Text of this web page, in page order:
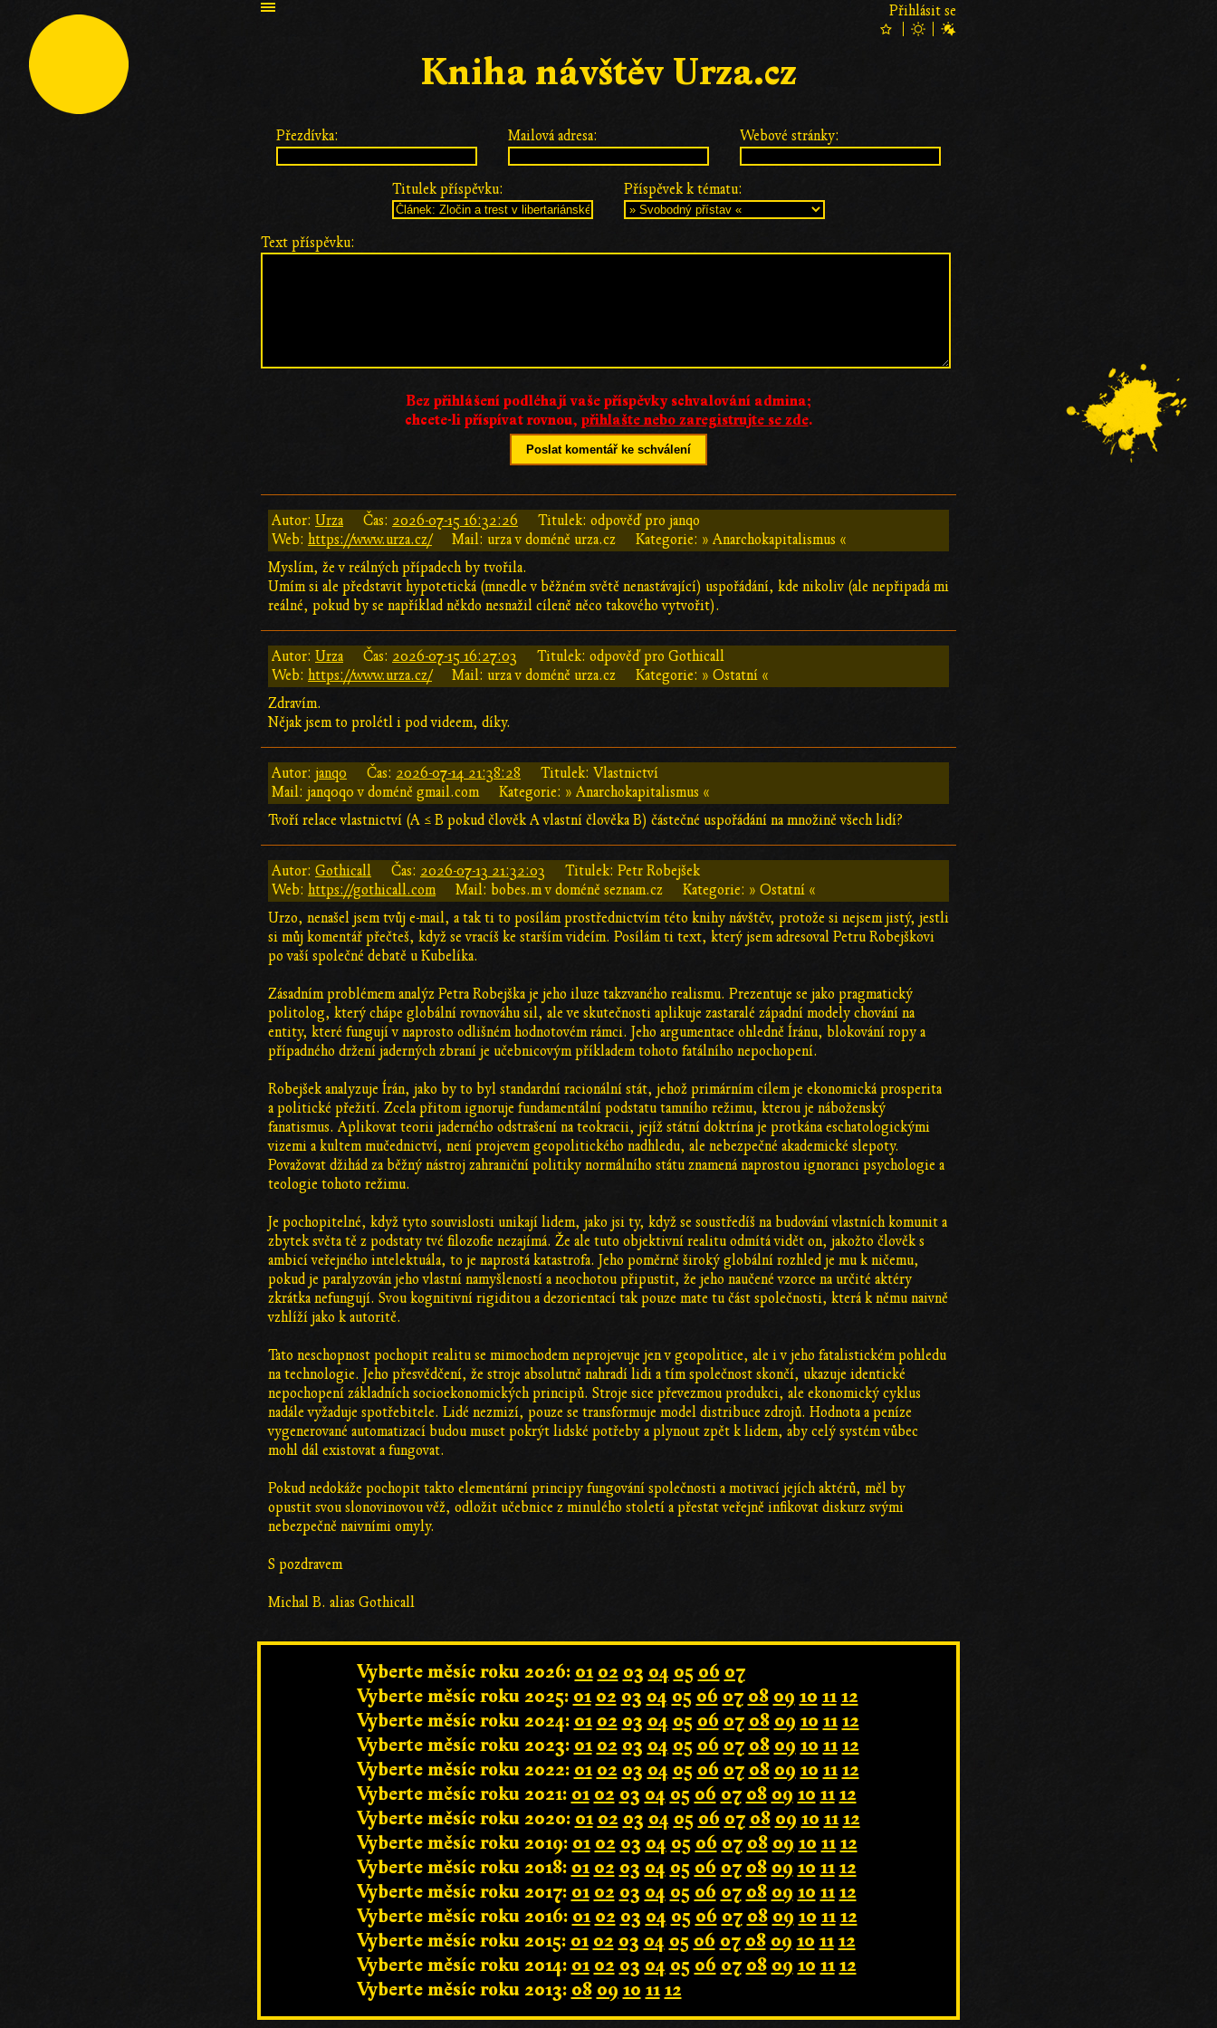
Přihlásit se
Kniha návštěv Urza.cz
Přezdívka: Mailová adresa: Webové stránky:
Titulek příspěvku: Příspěvek k tématu:
Text příspěvku:
Bez přihlášení podléhají vaše příspěvky schvalování admina;
chcete-li příspívat rovnou, přihlašte nebo zaregistrujte se zde.
Poslat komentář ke schválení
Autor: Urza Čas: 2026-07-15 16:32:26
Titulek: odpověď pro janqo
Web: https://www.urza.cz/ Mail: urza v doméně urza.cz
Kategorie: » Anarchokapitalismus «
Myslím, že v reálných případech by tvořila.
Umím si ale představit hypotetická (mnedle v běžném světě nenastávající) uspořádání, kde nikoliv (ale nepřipadá mi
reálné, pokud by se například někdo nesnažil cíleně něco takového vytvořit).
Autor: Urza Čas: 2026-07-15 16:27:03
Titulek: odpověď pro Gothicall
Web: https://www.urza.cz/ Mail: urza v doméně urza.cz
Kategorie: » Ostatní «
Zdravím.
Nějak jsem to prolétl i pod videem, díky.
Autor: janq0 Čas: 2026-07-14 21:38:28
Titulek: Vlastnictví
Mail: janq0q0 v doméně gmail.com
Kategorie: » Anarchokapitalismus «
Tvoří relace vlastnictví (A ≤ B pokud člověk A vlastní člověka B) částečné uspořádání na množině všech lidí?
Autor: Gothicall Čas: 2026-07-13 21:32:03
Titulek: Petr Robejšek
Web: https://gothicall.com Mail: bobes.m v doméně seznam.cz
Kategorie: » Ostatní «
Urzo, nenašel jsem tvůj e-mail, a tak ti to posílám prostřednictvím této knihy návštěv, protože si nejsem jistý, jestli
si můj komentář přečteš, když se vracíš ke starším videím. Posílám ti text, který jsem adresoval Petru Robejškovi
po vaší společné debatě u Kubelíka.
Zásadním problémem analýz Petra Robejška je jeho iluze takzvaného realismu. Prezentuje se jako pragmatický
politolog, který chápe globální rovnováhu sil, ale ve skutečnosti aplikuje zastaralé západní modely chování na
entity, které fungují v naprosto odlišném hodnotovém rámci. Jeho argumentace ohledně Íránu, blokování ropy a
případného držení jaderných zbraní je učebnicovým příkladem tohoto fatálního nepochopení.
Robejšek analyzuje Írán, jako by to byl standardní racionální stát, jehož primárním cílem je ekonomická prosperita
a politické přežití. Zcela přitom ignoruje fundamentální podstatu tamního režimu, kterou je náboženský
fanatismus. Aplikovat teorii jaderného odstrašení na teokracii, jejíž státní doktrína je protkána eschatologickými
vizemi a kultem mučednictví, není projevem geopolitického nadhledu, ale nebezpečné akademické slepoty.
Považovat džihád za běžný nástroj zahraniční politiky normálního státu znamená naprostou ignoranci psychologie a
teologie tohoto režimu.
Je pochopitelné, když tyto souvislosti unikají lidem, jako jsi ty, když se soustředíš na budování vlastních komunit a
zbytek světa tě z podstaty tvé filozofie nezajímá. Že ale tuto objektivní realitu odmítá vidět on, jakožto člověk s
ambicí veřejného intelektuála, to je naprostá katastrofa. Jeho poměrně široký globální rozhled je mu k ničemu,
pokud je paralyzován jeho vlastní namyšleností a neochotou připustit, že jeho naučené vzorce na určité aktéry
zkrátka nefungují. Svou kognitivní rigiditou a dezorientací tak pouze mate tu část společnosti, která k němu naivně
vzhlíží jako k autoritě.
Tato neschopnost pochopit realitu se mimochodem neprojevuje jen v geopolitice, ale i v jeho fatalistickém pohledu
na technologie. Jeho přesvědčení, že stroje absolutně nahradí lidi a tím společnost skončí, ukazuje identické
nepochopení základních socioekonomických principů. Stroje sice převezmou produkci, ale ekonomický cyklus
nadále vyžaduje spotřebitele. Lidé nezmizí, pouze se transformuje model distribuce zdrojů. Hodnota a peníze
vygenerované automatizací budou muset pokrýt lidské potřeby a plynout zpět k lidem, aby celý systém vůbec
mohl dál existovat a fungovat.
Pokud nedokáže pochopit takto elementární principy fungování společnosti a motivací jejích aktérů, měl by
opustit svou slonovinovou věž, odložit učebnice z minulého století a přestat veřejně infikovat diskurz svými
nebezpečně naivními omyly.
S pozdravem
Michal B. alias Gothicall
Vyberte měsíc roku 2026: 01 02 03 04 05 06 07
Vyberte měsíc roku 2025: 01 02 03 04 05 06 07 08 09 10 11 12
Vyberte měsíc roku 2024: 01 02 03 04 05 06 07 08 09 10 11 12
Vyberte měsíc roku 2023: 01 02 03 04 05 06 07 08 09 10 11 12
Vyberte měsíc roku 2022: 01 02 03 04 05 06 07 08 09 10 11 12
Vyberte měsíc roku 2021: 01 02 03 04 05 06 07 08 09 10 11 12
Vyberte měsíc roku 2020: 01 02 03 04 05 06 07 08 09 10 11 12
Vyberte měsíc roku 2019: 01 02 03 04 05 06 07 08 09 10 11 12
Vyberte měsíc roku 2018: 01 02 03 04 05 06 07 08 09 10 11 12
Vyberte měsíc roku 2017: 01 02 03 04 05 06 07 08 09 10 11 12
Vyberte měsíc roku 2016: 01 02 03 04 05 06 07 08 09 10 11 12
Vyberte měsíc roku 2015: 01 02 03 04 05 06 07 08 09 10 11 12
Vyberte měsíc roku 2014: 01 02 03 04 05 06 07 08 09 10 11 12
Vyberte měsíc roku 2013: 08 09 10 11 12